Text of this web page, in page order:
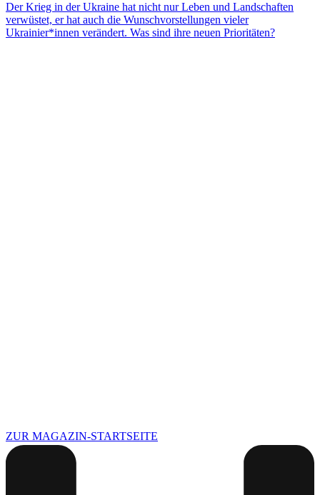
Der Krieg in der Ukraine hat nicht nur Leben und Landschaften
verwüstet, er hat auch die Wunschvorstellungen vieler
Ukrainier*innen verändert. Was sind ihre neuen Prioritäten?
ZUR MAGAZIN-STARTSEITE